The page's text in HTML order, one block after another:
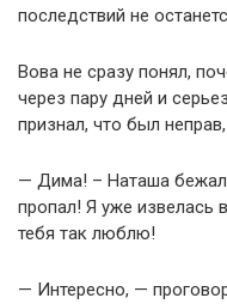
последствий не
Вова не сразу понял,
через пару дней и
признал, что был
— Дима! – Наташа
пропал! Я уже извелась
тебя так люблю!
— Интересно, —